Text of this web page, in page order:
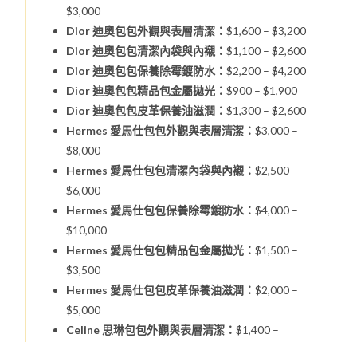
$3,000
Dior 迪奧包包外觀與表層清潔：$1,600 – $3,200
Dior 迪奧包包清潔內袋與內襯：$1,100 – $2,600
Dior 迪奧包包保養除霉鍍防水：$2,200 – $4,200
Dior 迪奧包包精品包金屬拋光：$900 – $1,900
Dior 迪奧包包皮革保養油滋潤：$1,300 – $2,600
Hermes 愛馬仕包包外觀與表層清潔：$3,000 –
$8,000
Hermes 愛馬仕包包清潔內袋與內襯：$2,500 –
$6,000
Hermes 愛馬仕包包保養除霉鍍防水：$4,000 –
$10,000
Hermes 愛馬仕包包精品包金屬拋光：$1,500 –
$3,500
Hermes 愛馬仕包包皮革保養油滋潤：$2,000 –
$5,000
Celine 思琳包包外觀與表層清潔：$1,400 –